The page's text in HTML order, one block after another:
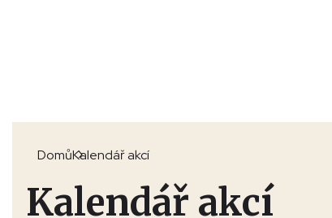
DomůKalendář akcí
Kalendář akcí